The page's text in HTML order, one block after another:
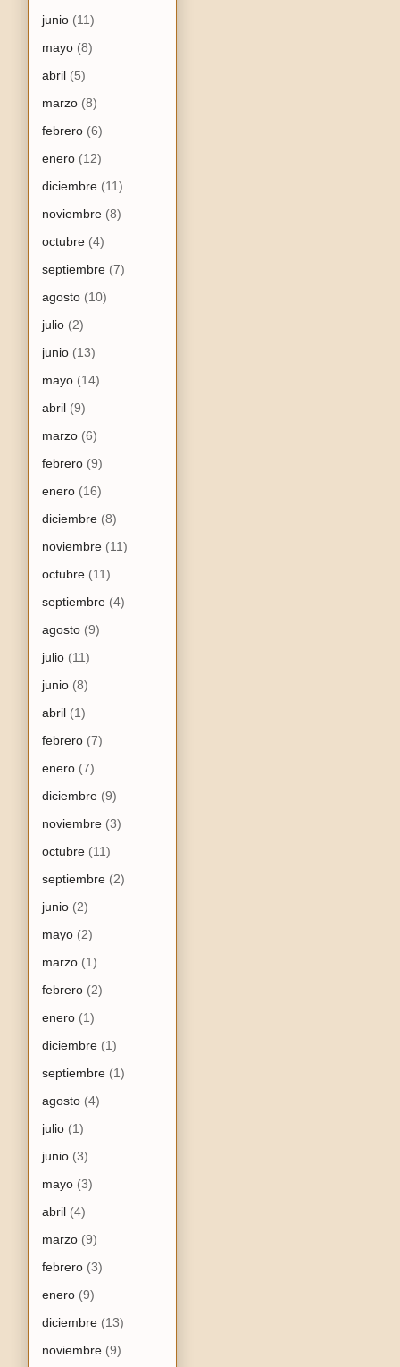
junio (11)
mayo (8)
abril (5)
marzo (8)
febrero (6)
enero (12)
diciembre (11)
noviembre (8)
octubre (4)
septiembre (7)
agosto (10)
julio (2)
junio (13)
mayo (14)
abril (9)
marzo (6)
febrero (9)
enero (16)
diciembre (8)
noviembre (11)
octubre (11)
septiembre (4)
agosto (9)
julio (11)
junio (8)
abril (1)
febrero (7)
enero (7)
diciembre (9)
noviembre (3)
octubre (11)
septiembre (2)
junio (2)
mayo (2)
marzo (1)
febrero (2)
enero (1)
diciembre (1)
septiembre (1)
agosto (4)
julio (1)
junio (3)
mayo (3)
abril (4)
marzo (9)
febrero (3)
enero (9)
diciembre (13)
noviembre (9)